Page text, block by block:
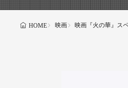
HOME 映画 映画『火の華』ス